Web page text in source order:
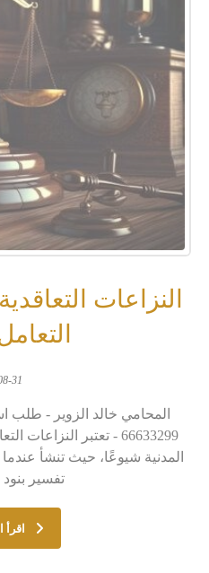
النزاعات
31
المحامي خالد الزوير - طلب
66633299 - تعتبر
المدنية شيوعًا، حيث تنشأ
تفسير بنود
اقرأ